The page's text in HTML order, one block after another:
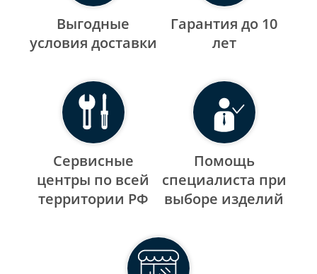
Выгодные
уcловия доставки
Гарантия до 10
лет
Сервисные
центры по всей
территории РФ
Помощь
специалиста при
выборе изделий